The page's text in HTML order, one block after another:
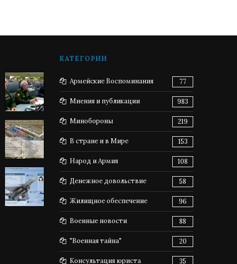
КАТЕГОРИИ
Армейские Воспоминания 77
Мнения и публикации 983
Минобороны 219
В стране и в Мире 153
Народ и Армия 108
Денежное довольствие 58
Жилищное обеспечение 96
Военные новости 88
"Военная тайна" 20
Консультация юриста 35